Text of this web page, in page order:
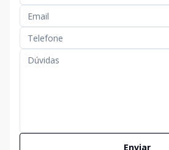
Enviar